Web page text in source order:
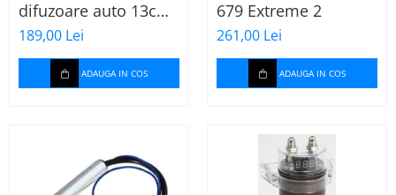
difuzoare auto 13cm
55W rms, 380W peak
189,00 Lei
ADAUGA IN COS
679 Extreme 2
261,00 Lei
ADAUGA IN COS